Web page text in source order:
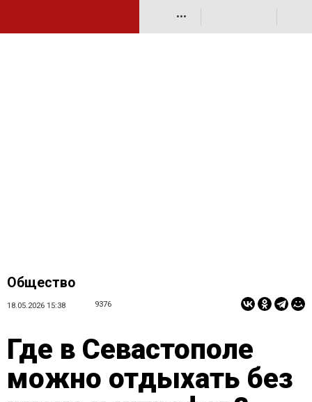
•••
Общество
18.05.2026 15:38 9376
Где в Севастополе
можно отдыхать без